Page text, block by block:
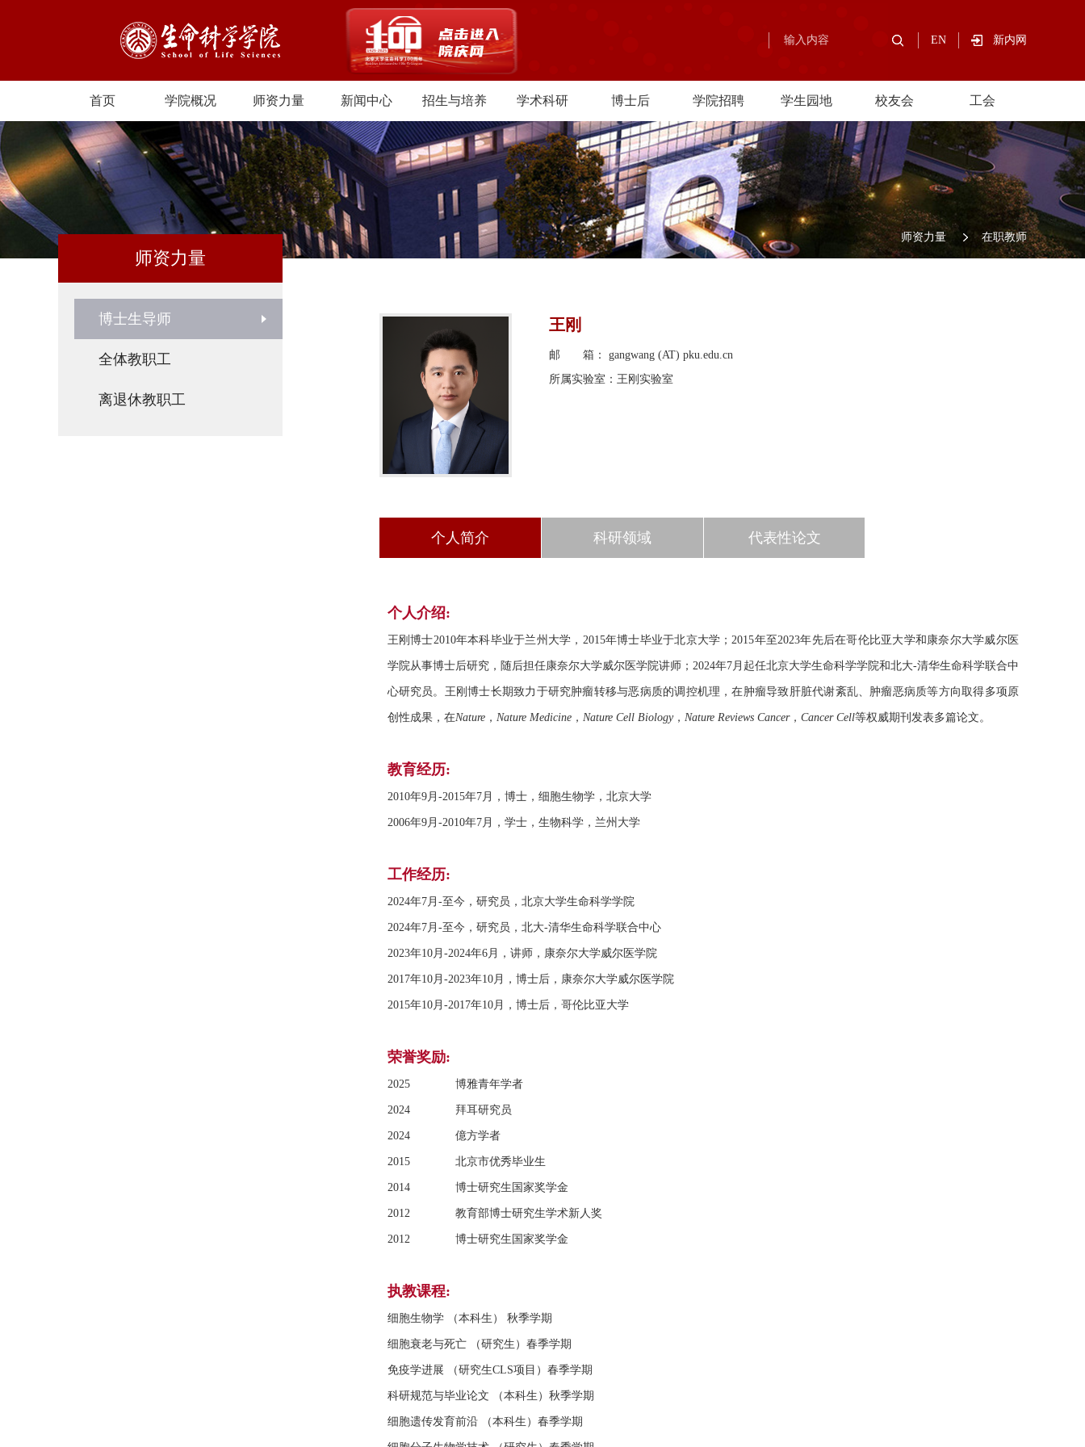
EN 新内网
首页 学院概况 师资力量 新闻中心 招生与培养 学术科研 博士后 学院招聘 学生园地 校友会 工会
师资力量 在职教师
师资力量
博士生导师
全体教职工
离退休教职工
王刚
邮 箱： gangwang (AT) pku.edu.cn
所属实验室：王刚实验室
个人简介 科研领域 代表性论文
个人介绍:
王刚博士2010年本科毕业于兰州大学，2015年博士毕业于北京大学；2015年至2023年先后在哥伦比亚大学和康奈尔大学威尔医
学院从事博士后研究，随后担任康奈尔大学威尔医学院讲师；2024年7月起任北京大学生命科学学院和北大-清华生命科学联合中
心研究员。王刚博士长期致力于研究肿瘤转移与恶病质的调控机理，在肿瘤导致肝脏代谢紊乱、肿瘤恶病质等方向取得多项原
创性成果，在Nature， Nature Medicine， Nature Cell Biology， Nature Reviews Cancer， Cancer Cell等权威期刊发表多篇论文。
教育经历:
2010年9月-2015年7月，博士，细胞生物学，北京大学
2006年9月-2010年7月，学士，生物科学，兰州大学
工作经历:
2024年7月-至今，研究员，北京大学生命科学学院
2024年7月-至今，研究员，北大-清华生命科学联合中心
2023年10月-2024年6月，讲师，康奈尔大学威尔医学院
2017年10月-2023年10月，博士后，康奈尔大学威尔医学院
2015年10月-2017年10月，博士后，哥伦比亚大学
荣誉奖励:
2025 博雅青年学者
2024 拜耳研究员
2024 億方学者
2015 北京市优秀毕业生
2014 博士研究生国家奖学金
2012 教育部博士研究生学术新人奖
2012 博士研究生国家奖学金
执教课程:
细胞生物学 （本科生） 秋季学期
细胞衰老与死亡 （研究生）春季学期
免疫学进展 （研究生CLS项目）春季学期
科研规范与毕业论文 （本科生）秋季学期
细胞遗传发育前沿 （本科生）春季学期